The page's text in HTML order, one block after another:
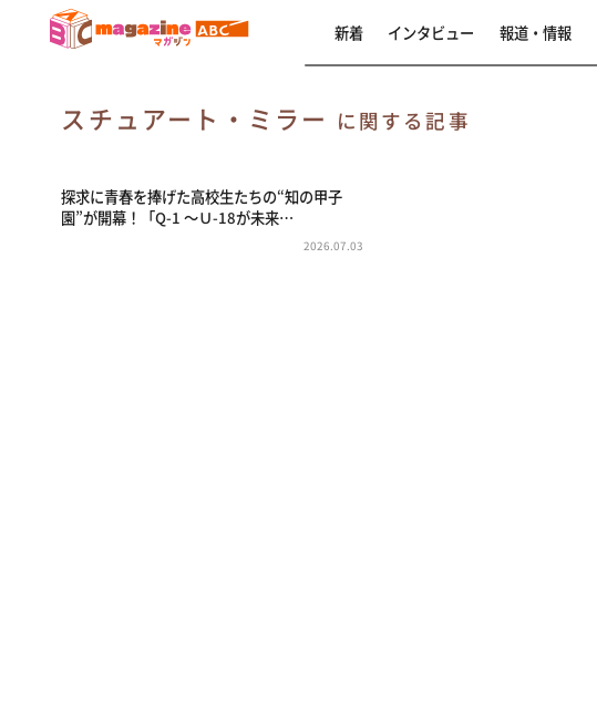
新着 インタビュー 報道・情報
スチュアート・ミラー に関する記事
探求に青春を捧げた高校生たちの“知の甲子
園”が開幕！「Q-1 ～Ｕ-18が未来…
2026.07.03